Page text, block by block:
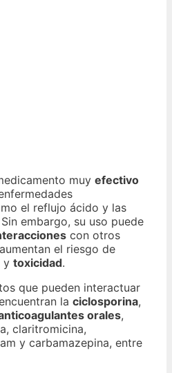
muy efectivo
el reflujo ácido y las
embargo, su uso puede
con otros
el riesgo de
y toxicidad.
que pueden interactuar
la ciclosporina,
orales,
claritromicina,
y carbamazepina, entre